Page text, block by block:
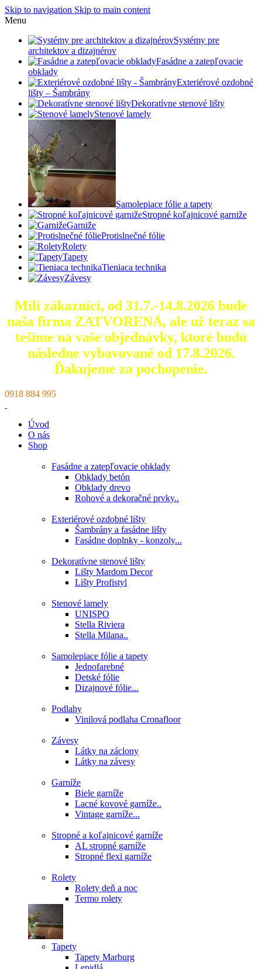
Skip to navigation Skip to main content
Menu
Systémy pre
architektov a dizajnérov
Fasádne a zatepľovacie
obklady
Exteriérové ozdobné
lišty – Šambrány
Dekoratívne stenové lišty
Stenové lamely
Samolepiace fólie a tapety
Stropné koľajnicové garniže
Garniže
Protislnečné fólie
Rolety
Tapety
Tieniaca technika
Závesy
Milí zákazníci, od 31.7.-14.8.2026 bude
naša firma ZATVORENÁ, ale už teraz sa
tešíme na vaše objednávky, ktoré budú
následne vybavované od 17.8.2026.
Ďakujeme za pochopenie.
0918 884 995
Úvod
O nás
Shop
Fasádne a zatepľovacie obklady
Obklady betón
Obklady drevo
Rohové a dekoračné prvky..
Exteriérové ozdobné lišty
Šambrány a fasádne lišty
Fasádne doplnky - konzoly...
Dekoratívne stenové lišty
Lišty Mardom Decor
Lišty Profistyl
Stenové lamely
UNISPO
Stella Riviera
Stella Milana..
Samolepiace fólie a tapety
Jednofarebné
Detské fólie
Dizajnové fólie...
Podlahy
Vinilová podlaha Cronafloor
Závesy
Látky na záclony
Látky na závesy
Garníže
Biele garníže
Lacné kovové garníže..
Vintage garníže...
Stropné a koľajnicové garníže
AL stropné garníže
Stropné flexi garníže
Rolety
Rolety deň a noc
Termo rolety
Tapety
Tapety Marburg